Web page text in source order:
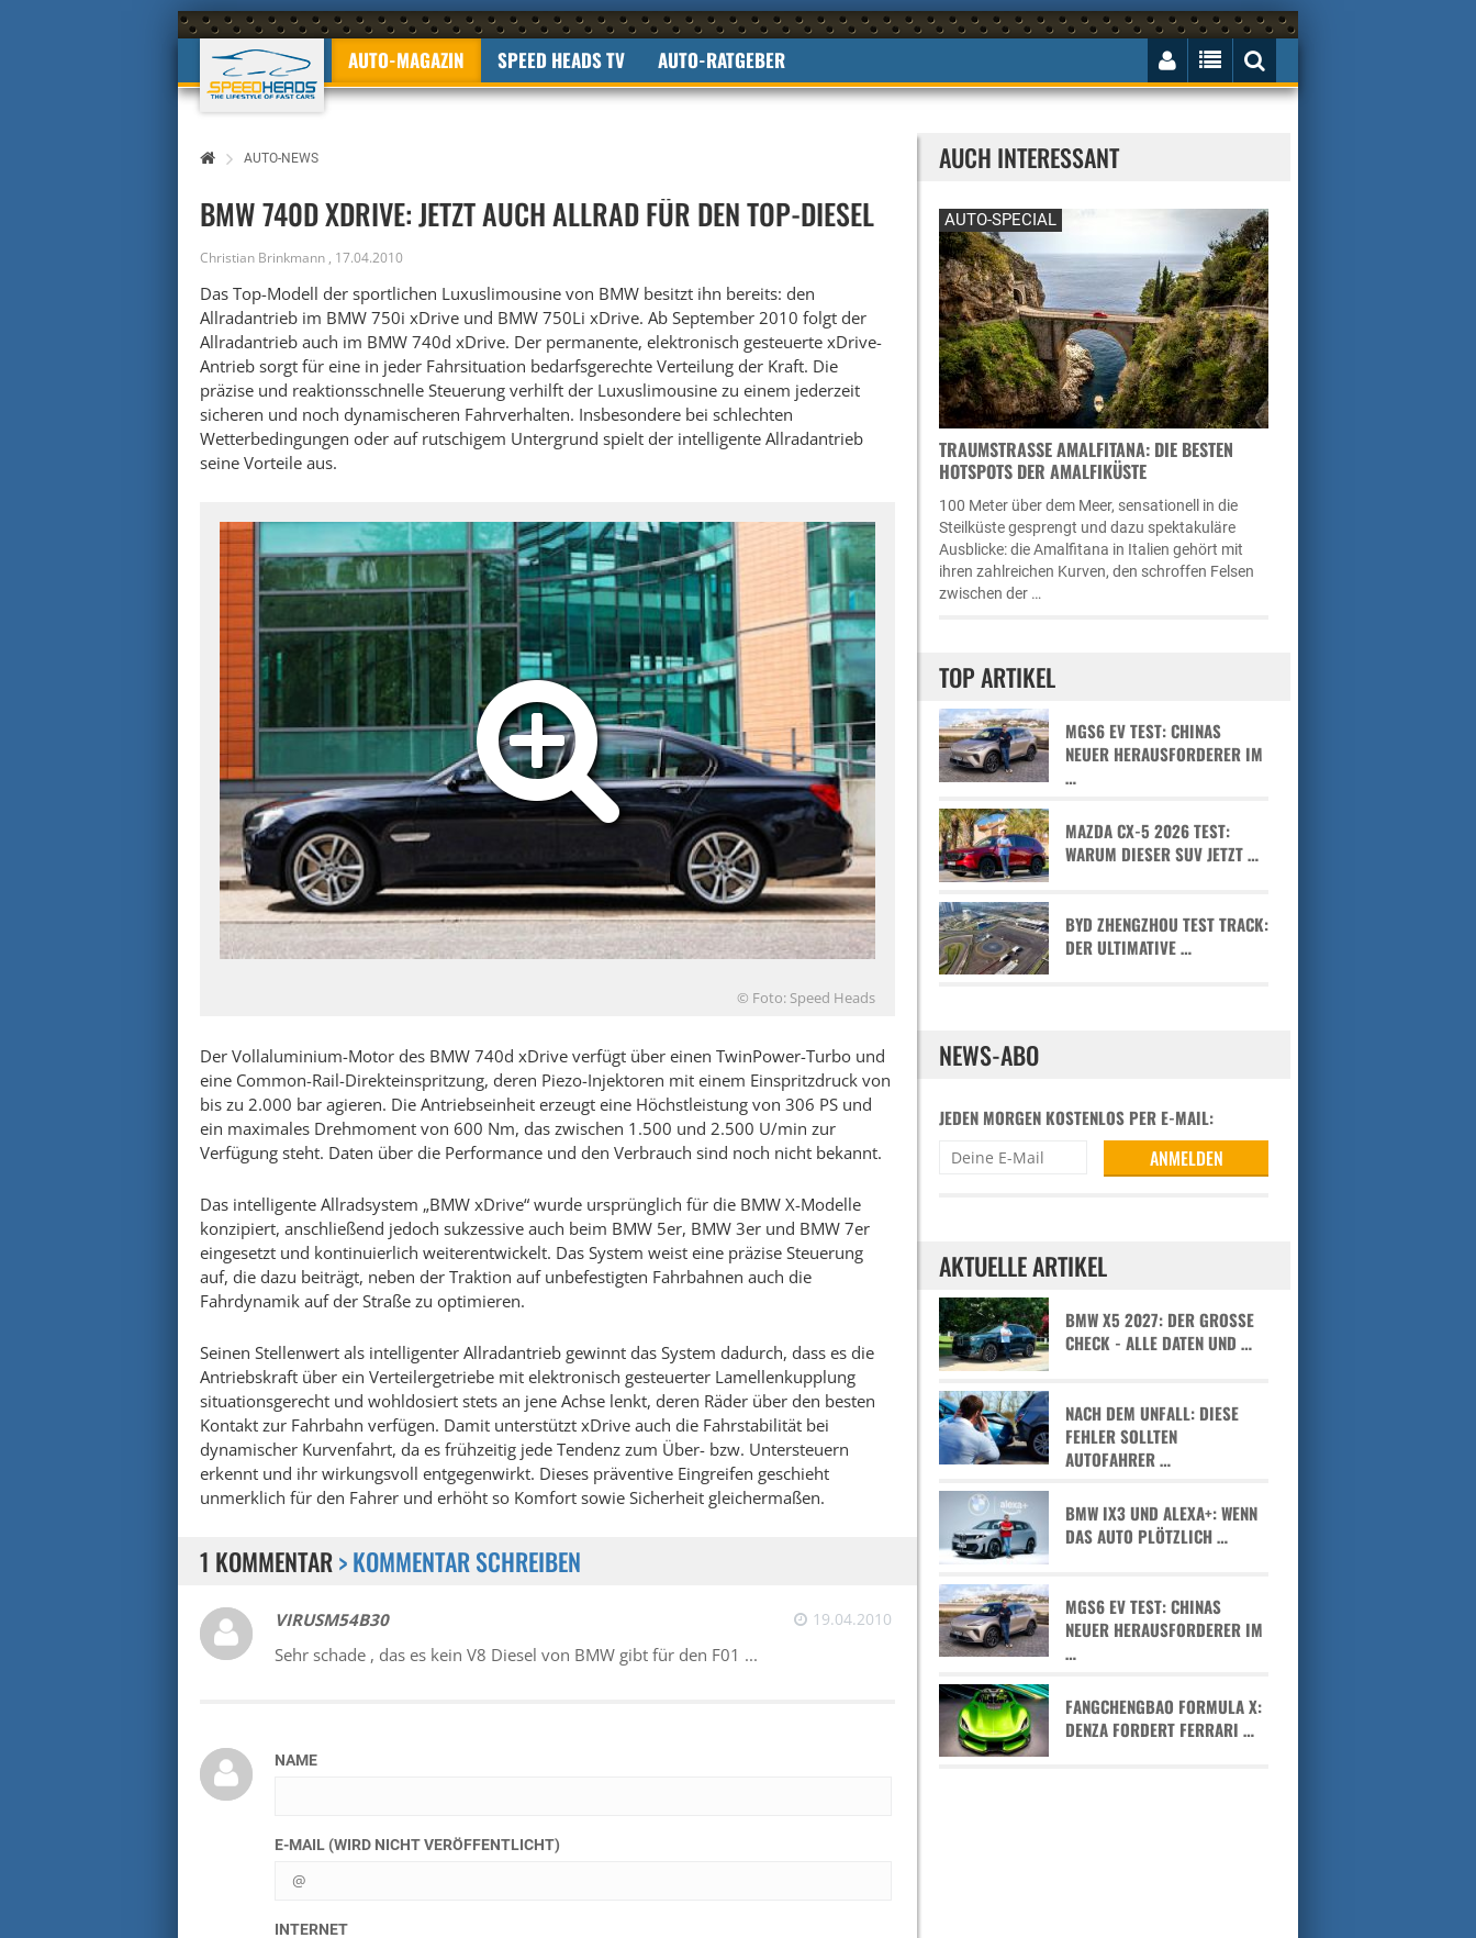
AUTO-MAGAZIN SPEED HEADS TV AUTO-RATGEBER
AUTO-NEWS
BMW 740D XDRIVE: JETZT AUCH ALLRAD FÜR DEN TOP-DIESEL
Christian Brinkmann , 17.04.2010
Das Top-Modell der sportlichen Luxuslimousine von BMW besitzt ihn bereits: den
Allradantrieb im BMW 750i xDrive und BMW 750Li xDrive. Ab September 2010 folgt der
Allradantrieb auch im BMW 740d xDrive. Der permanente, elektronisch gesteuerte xDrive-
Antrieb sorgt für eine in jeder Fahrsituation bedarfsgerechte Verteilung der Kraft. Die
präzise und reaktionsschnelle Steuerung verhilft der Luxuslimousine zu einem jederzeit
sicheren und noch dynamischeren Fahrverhalten. Insbesondere bei schlechten
Wetterbedingungen oder auf rutschigem Untergrund spielt der intelligente Allradantrieb
seine Vorteile aus.
© Foto: Speed Heads
Der Vollaluminium-Motor des BMW 740d xDrive verfügt über einen TwinPower-Turbo und
eine Common-Rail-Direkteinspritzung, deren Piezo-Injektoren mit einem Einspritzdruck von
bis zu 2.000 bar agieren. Die Antriebseinheit erzeugt eine Höchstleistung von 306 PS und
ein maximales Drehmoment von 600 Nm, das zwischen 1.500 und 2.500 U/min zur
Verfügung steht. Daten über die Performance und den Verbrauch sind noch nicht bekannt.
Das intelligente Allradsystem „BMW xDrive“ wurde ursprünglich für die BMW X-Modelle
konzipiert, anschließend jedoch sukzessive auch beim BMW 5er, BMW 3er und BMW 7er
eingesetzt und kontinuierlich weiterentwickelt. Das System weist eine präzise Steuerung
auf, die dazu beiträgt, neben der Traktion auf unbefestigten Fahrbahnen auch die
Fahrdynamik auf der Straße zu optimieren.
Seinen Stellenwert als intelligenter Allradantrieb gewinnt das System dadurch, dass es die
Antriebskraft über ein Verteilergetriebe mit elektronisch gesteuerter Lamellenkupplung
situationsgerecht und wohldosiert stets an jene Achse lenkt, deren Räder über den besten
Kontakt zur Fahrbahn verfügen. Damit unterstützt xDrive auch die Fahrstabilität bei
dynamischer Kurvenfahrt, da es frühzeitig jede Tendenz zum Über- bzw. Untersteuern
erkennt und ihr wirkungsvoll entgegenwirkt. Dieses präventive Eingreifen geschieht
unmerklich für den Fahrer und erhöht so Komfort sowie Sicherheit gleichermaßen.
1 KOMMENTAR> KOMMENTAR SCHREIBEN
VIRUSM54B30 19.04.2010
Sehr schade , das es kein V8 Diesel von BMW gibt für den F01 ...
NAME
E-MAIL (WIRD NICHT VERÖFFENTLICHT)
INTERNET
AUCH INTERESSANT
AUTO-SPECIAL
TRAUMSTRASSE AMALFITANA: DIE BESTEN H
OTSPOTS DER AMALFIKÜSTE
100 Meter über dem Meer, sensationell in die
Steilküste gesprengt und dazu spektakuläre
Ausblicke: die Amalfitana in Italien gehört mit
ihren zahlreichen Kurven, den schroffen Felsen
zwischen der …
TOP ARTIKEL
MGS6 EV TEST: CHINAS
NEUER HERAUSFORDERER IM
…
MAZDA CX-5 2026 TEST:
WARUM DIESER SUV JETZT …
BYD ZHENGZHOU TEST TRACK:
DER ULTIMATIVE …
NEWS-ABO
JEDEN MORGEN KOSTENLOS PER E-MAIL:
AKTUELLE ARTIKEL
BMW X5 2027: DER GROSSE C
HECK - ALLE DATEN UND …
NACH DEM UNFALL: DIESE
FEHLER SOLLTEN
AUTOFAHRER …
BMW IX3 UND ALEXA+: WENN
DAS AUTO PLÖTZLICH …
MGS6 EV TEST: CHINAS
NEUER HERAUSFORDERER IM
…
FANGCHENGBAO FORMULA X:
DENZA FORDERT FERRARI …